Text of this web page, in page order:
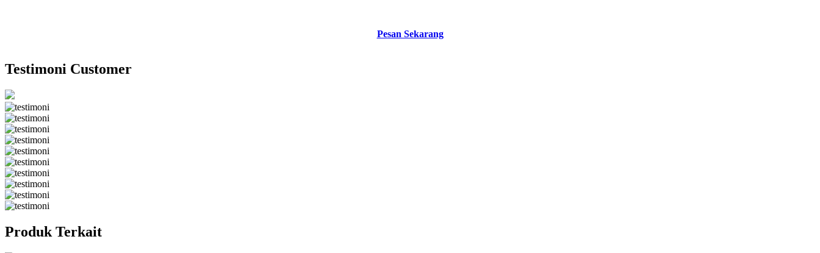
Pesan Sekarang
Testimoni Customer
Produk Terkait